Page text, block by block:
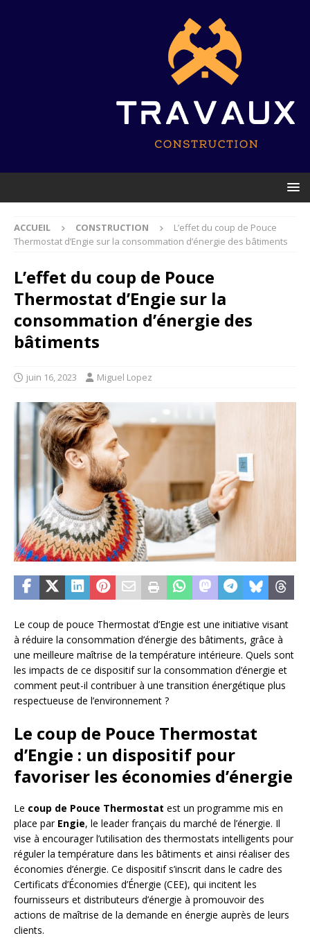
ACCUEIL CONSTRUCTION
L’effet du coup de Pouce
Thermostat d’Engie sur la consommation d’énergie des bâtiments
L’effet du coup de Pouce
Thermostat d’Engie sur la
consommation d’énergie des
bâtiments
juin 16, 2023 Miguel Lopez
Le coup de pouce Thermostat d’Engie est une initiative visant
à réduire la consommation d’énergie des bâtiments, grâce à
une meilleure maîtrise de la température intérieure. Quels sont
les impacts de ce dispositif sur la consommation d’énergie et
comment peut-il contribuer à une transition énergétique plus
respectueuse de l’environnement ?
Le coup de Pouce Thermostat
d’Engie : un dispositif pour
favoriser les économies d’énergie
Le coup de Pouce Thermostat est un programme mis en
place par Engie, le leader français du marché de l’énergie. Il
vise à encourager l’utilisation des thermostats intelligents pour
réguler la température dans les bâtiments et ainsi réaliser des
économies d’énergie. Ce dispositif s’inscrit dans le cadre des
Certificats d’Économies d’Énergie (CEE), qui incitent les
fournisseurs et distributeurs d’énergie à promouvoir des
actions de maîtrise de la demande en énergie auprès de leurs
clients.